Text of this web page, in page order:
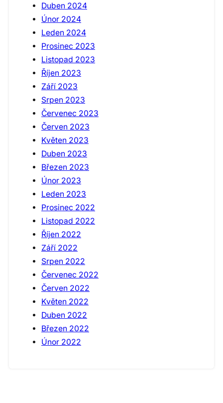
Duben 2024
Únor 2024
Leden 2024
Prosinec 2023
Listopad 2023
Říjen 2023
Září 2023
Srpen 2023
Červenec 2023
Červen 2023
Květen 2023
Duben 2023
Březen 2023
Únor 2023
Leden 2023
Prosinec 2022
Listopad 2022
Říjen 2022
Září 2022
Srpen 2022
Červenec 2022
Červen 2022
Květen 2022
Duben 2022
Březen 2022
Únor 2022